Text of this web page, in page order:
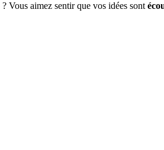
Vous aimez sentir que vos idées sont